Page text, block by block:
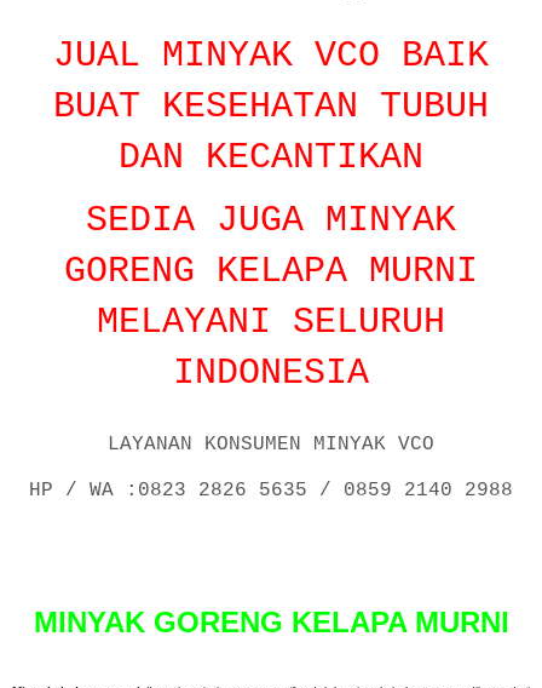
JUAL MINYAK VCO BAIK
BUAT KESEHATAN TUBUH
DAN KECANTIKAN
SEDIA JUGA MINYAK
GORENG KELAPA MURNI
MELAYANI SELURUH
INDONESIA
LAYANAN KONSUMEN MINYAK VCO
HP / WA :0823 2826 5635 / 0859 2140 2988
n
MINYAK GORENG KELAPA MURNI